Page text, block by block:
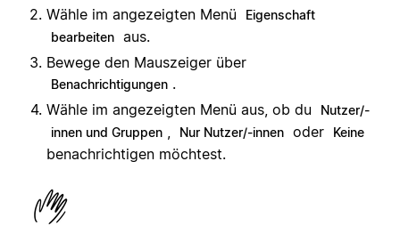
Wähle im angezeigten Menü
Eigenschaft
bearbeiten aus.
Bewege den Mauszeiger über
Benachrichtigungen .
Wähle im angezeigten Menü aus, ob du
Nutzer/-
innen und Gruppen , Nur Nutzer/-innen oder Keine
benachrichtigen möchtest.